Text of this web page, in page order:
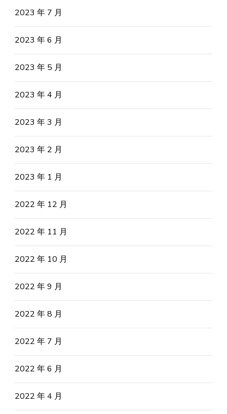
2023 年 7 月
2023 年 6 月
2023 年 5 月
2023 年 4 月
2023 年 3 月
2023 年 2 月
2023 年 1 月
2022 年 12 月
2022 年 11 月
2022 年 10 月
2022 年 9 月
2022 年 8 月
2022 年 7 月
2022 年 6 月
2022 年 4 月